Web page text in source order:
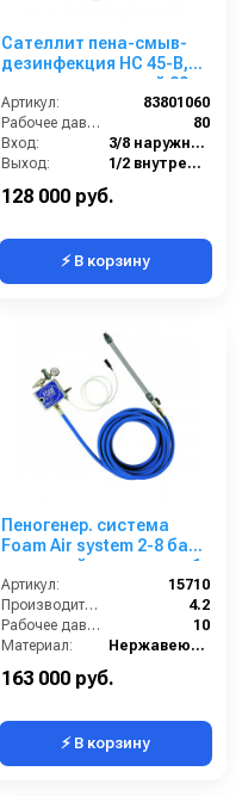
Сателлит пена-смыв-
дезинфекция HC 45-B,
централизованный 80
бар, вход 3/8 ш, выход
1/2 г
Артикул:
83801060
Рабочее давление (бар):
80
Вход:
3/8 наружняя резьба
Выход:
1/2 внутренняя резьба
128 000 руб.
⚡ В корзину
Пеногенер. система
Foam Air system 2-8 бар,
с подачей воздуха, на 1
ср-во с аксесс.
Артикул:
15710
Производительность (л/мин):
4.2
Рабочее давление (бар):
10
Материал:
Нержавеющая сталь
163 000 руб.
⚡ В корзину